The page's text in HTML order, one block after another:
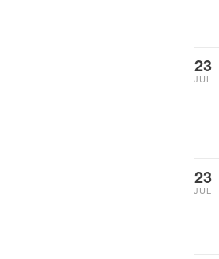
23
JUL
23
JUL